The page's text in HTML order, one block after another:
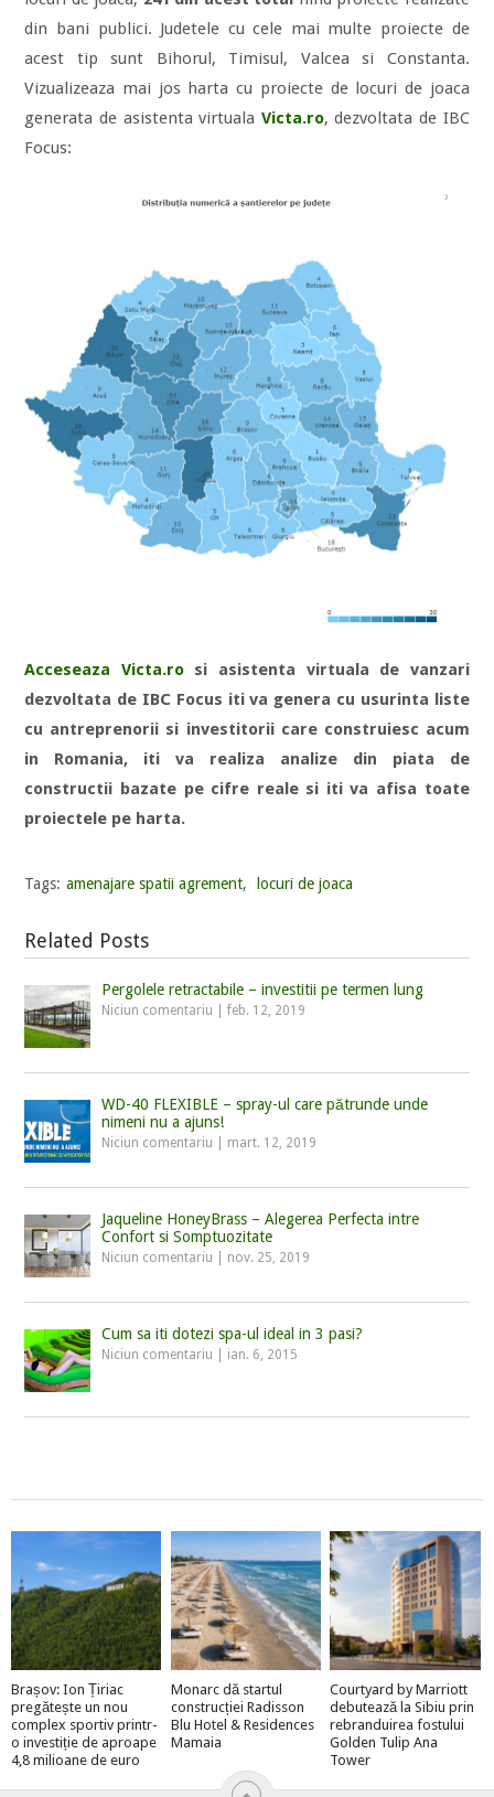
din bani publici. Judetele cu cele mai multe proiecte de
acest tip sunt Bihorul, Timisul, Valcea si Constanta.
Vizualizeaza mai jos harta cu proiecte de locuri de joaca
generata de asistenta virtuala Victa.ro, dezvoltata de IBC
Focus:
Acceseaza Victa.ro si asistenta virtuala de vanzari
dezvoltata de IBC Focus iti va genera cu usurinta liste
cu antreprenorii si investitorii care construiesc acum
in Romania, iti va realiza analize din piata de
constructii bazate pe cifre reale si iti va afisa toate
proiectele pe harta.
Tags: amenajare spatii agrement, locuri de joaca
Related Posts
Pergolele retractabile – investitii pe termen lung
Niciun comentariu |feb. 12, 2019
WD-40 FLEXIBLE – spray-ul care pătrunde unde
nimeni nu a ajuns!
Niciun comentariu mart. 12, 2019
Jaqueline HoneyBrass – Alegerea Perfecta intre
Confort si Somptuozitate
Niciun comentariu nov. 25, 2019
Cum sa iti dotezi spa-ul ideal in 3 pasi?
Niciun comentariu ian. 6, 2015
Brașov: Ion Țiriac
pregătește un nou
complex sportiv printr-
o investiție de aproape
4,8 milioane de euro
Monarc dă startul
construcției Radisson
Blu Hotel & Residences
Mamaia
Courtyard by Marriott
debutează la Sibiu prin
rebranduirea fostului
Golden Tulip Ana
Tower